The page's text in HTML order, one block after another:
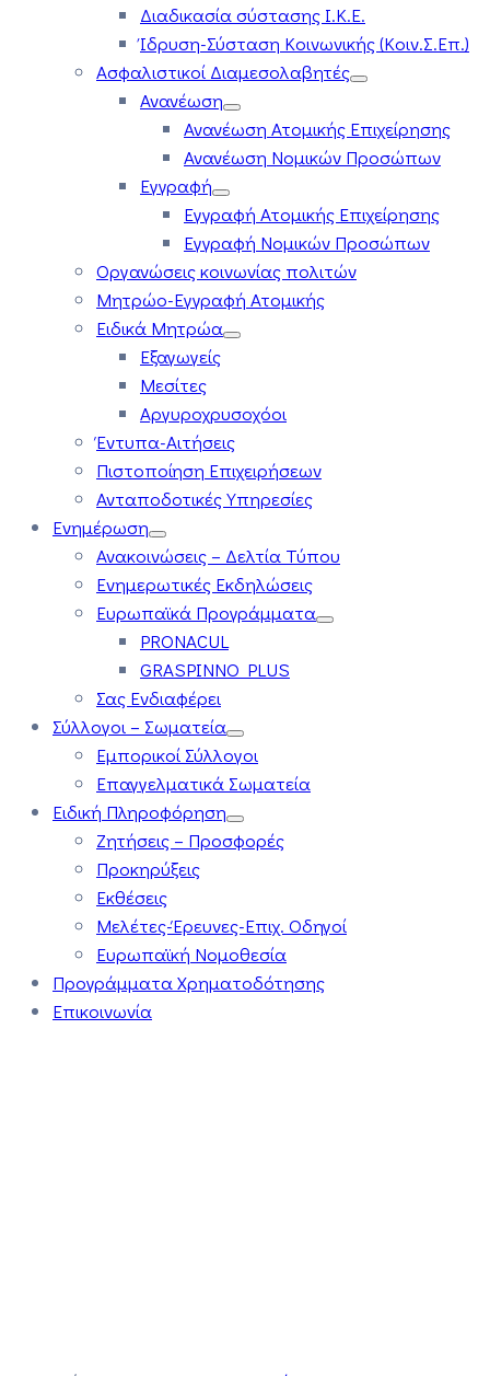
Διαδικασία σύστασης Ι.Κ.Ε.
Ίδρυση-Σύσταση Κοινωνικής (Κοιν.Σ.Επ.)
Ασφαλιστικοί Διαμεσολαβητές
Ανανέωση
Ανανέωση Ατομικής Επιχείρησης
Ανανέωση Νομικών Προσώπων
Εγγραφή
Εγγραφή Ατομικής Επιχείρησης
Εγγραφή Νομικών Προσώπων
Οργανώσεις κοινωνίας πολιτών
Μητρώο-Εγγραφή Ατομικής
Ειδικά Μητρώα
Εξαγωγείς
Μεσίτες
Αργυροχρυσοχόοι
Έντυπα-Αιτήσεις
Πιστοποίηση Επιχειρήσεων
Ανταποδοτικές Υπηρεσίες
Ενημέρωση
Ανακοινώσεις – Δελτία Τύπου
Ενημερωτικές Εκδηλώσεις
Ευρωπαϊκά Προγράμματα
PRONACUL
GRASPINNO PLUS
Σας Ενδιαφέρει
Σύλλογοι – Σωματεία
Εμπορικοί Σύλλογοι
Επαγγελματικά Σωματεία
Ειδική Πληροφόρηση
Ζητήσεις – Προσφορές
Προκηρύξεις
Εκθέσεις
Μελέτες-Έρευνες-Επιχ. Οδηγοί
Ευρωπαϊκή Νομοθεσία
Προγράμματα Χρηματοδότησης
Επικοινωνία